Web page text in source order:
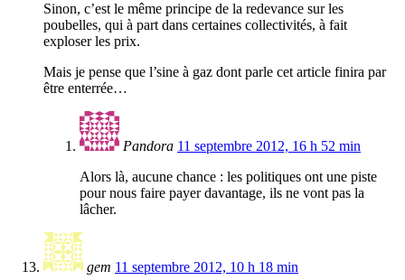
Sinon, c’est le même principe de la redevance sur les
poubelles, qui à part dans certaines collectivités, à fait
exploser les prix.
Mais je pense que l’sine à gaz dont parle cet article finira par
être enterrée…
Pandora 11 septembre 2012, 16 h 52 min
Alors là, aucune chance : les politiques ont une piste
pour nous faire payer davantage, ils ne vont pas la
lâcher.
gem 11 septembre 2012, 10 h 18 min